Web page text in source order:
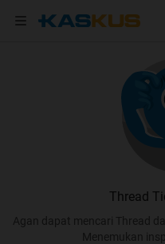
Thread
Agan dapat mencari Thread
Menemukan